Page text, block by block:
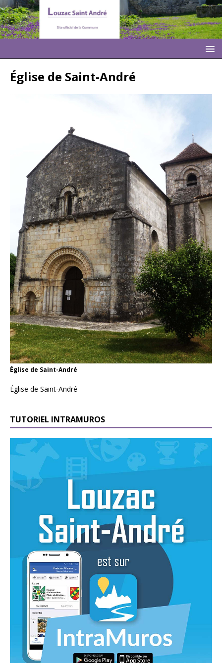
Église de Saint-André
Église de Saint-André
Église de Saint-André
TUTORIEL INTRAMUROS